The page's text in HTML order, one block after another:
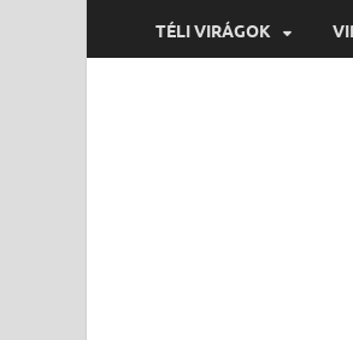
TÉLI VIRÁGOK